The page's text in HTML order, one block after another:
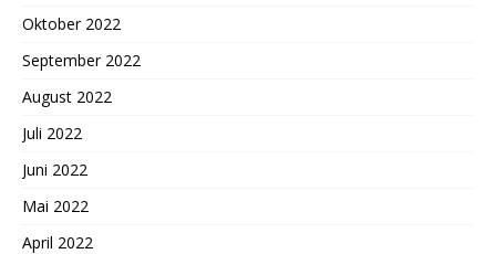
Oktober 2022
September 2022
August 2022
Juli 2022
Juni 2022
Mai 2022
April 2022